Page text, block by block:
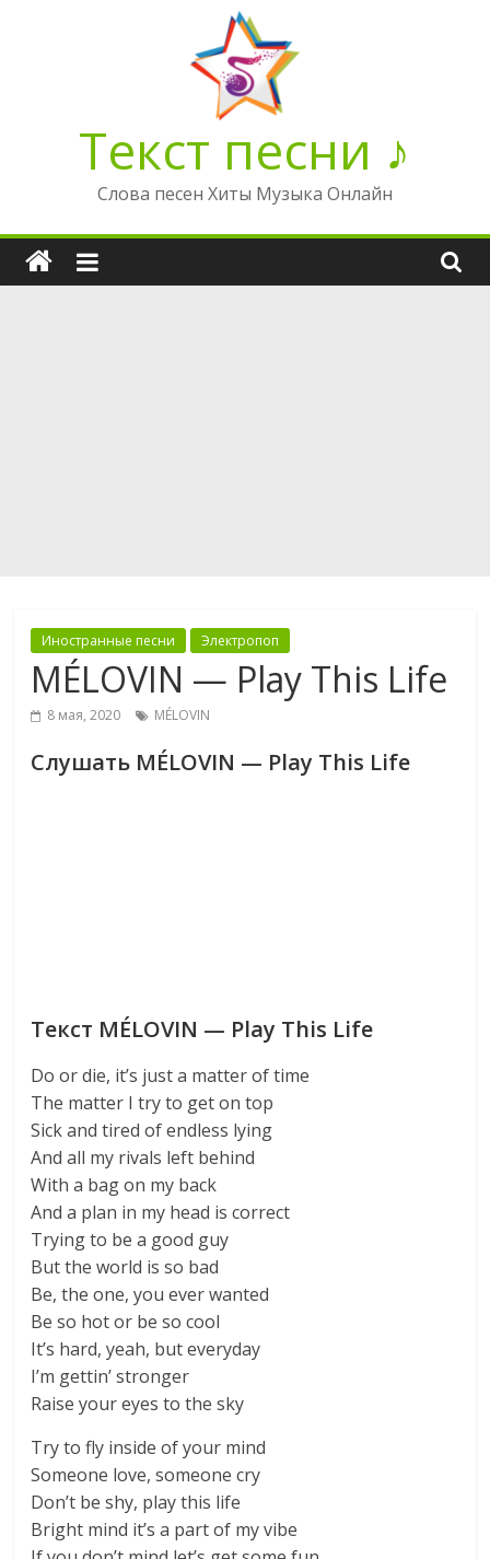
Текст песни ♪
Слова песен Хиты Музыка Онлайн
Иностранные песни Электропоп
MÉLOVIN — Play This Life
8 мая, 2020 MÉLOVIN
Слушать MÉLOVIN — Play This Life
Текст MÉLOVIN — Play This Life
Do or die, it’s just a matter of time
The matter I try to get on top
Sick and tired of endless lying
And all my rivals left behind
With a bag on my back
And a plan in my head is correct
Trying to be a good guy
But the world is so bad
Be, the one, you ever wanted
Be so hot or be so cool
It’s hard, yeah, but everyday
I’m gettin’ stronger
Raise your eyes to the sky
Try to fly inside of your mind
Someone love, someone cry
Don’t be shy, play this life
Bright mind it’s a part of my vibe